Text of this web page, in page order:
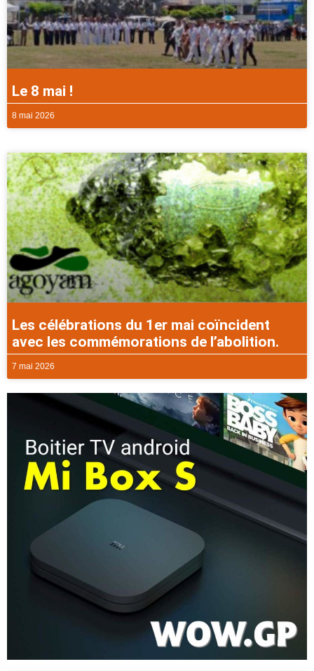
Le 8 mai !
8 mai 2026
Les célébrations du 1er mai coïncident
avec les commémorations de l’abolition.
7 mai 2026